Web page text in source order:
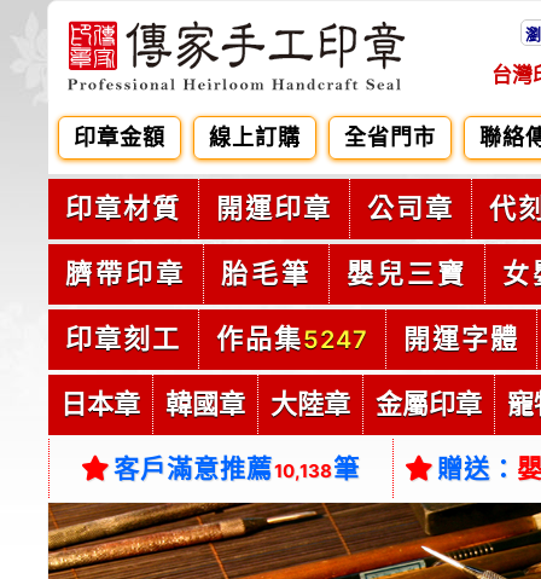
台灣
印章金額 線上訂購 全省門市 聯絡
印章材質 開運印章 公司章 代
臍帶印章 胎毛筆 嬰兒三寶 女
印章刻工 作品集5247 開運字體
日本章 韓國章 大陸章 金屬印章 寵
客戶滿意推薦10,138筆 贈送：